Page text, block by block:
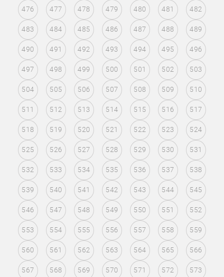
476 477 478 479 480 481 482
483 484 485 486 487 488 489
490 491 492 493 494 495 496
497 498 499 500 501 502 503
504 505 506 507 508 509 510
511 512 513 514 515 516 517
518 519 520 521 522 523 524
525 526 527 528 529 530 531
532 533 534 535 536 537 538
539 540 541 542 543 544 545
546 547 548 549 550 551 552
553 554 555 556 557 558 559
560 561 562 563 564 565 566
567 568 569 570 571 572 573